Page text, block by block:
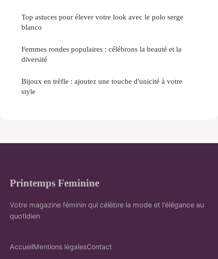
Top astuces pour élever votre look avec le polo serge
blanco
Femmes rondes populaires : célébrons la beauté et la
diversité
Bijoux en trèfle : ajoutez une touche d'unicité à votre
style
Printemps Feminine
Votre magazine féminin qui célèbre la mode et l'élégance au
quotidien
AccueilMentions légalesContact